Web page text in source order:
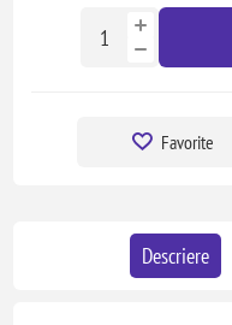
Favorite
Descriere